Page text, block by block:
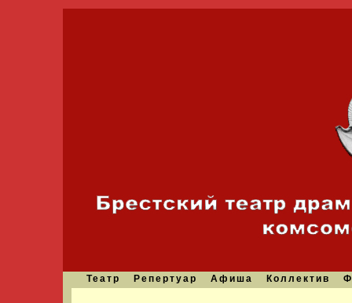
Театр Репертуар Афиша Коллектив